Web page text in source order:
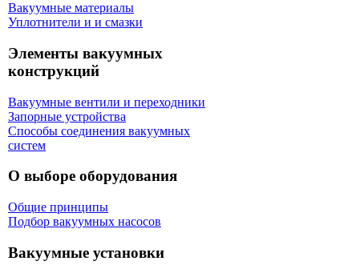
Вакуумные материалы
Уплотнители и и смазки
Элементы вакуумных
конструкций
Вакуумные вентили и переходники
Запорные устройства
Способы соединения вакуумных
систем
О выборе оборудования
Общие принципы
Подбор вакуумных насосов
Вакуумные установки